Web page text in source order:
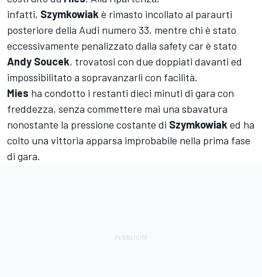
infatti, Szymkowiak è rimasto incollato al paraurti
posteriore della Audi numero 33, mentre chi è stato
eccessivamente penalizzato dalla safety car è stato
Andy Soucek, trovatosi con due doppiati davanti ed
impossibilitato a sopravanzarli con facilità.
Mies ha condotto i restanti dieci minuti di gara con
freddezza, senza commettere mai una sbavatura
nonostante la pressione costante di Szymkowiak ed ha
colto una vittoria apparsa improbabile nella prima fase
di gara.